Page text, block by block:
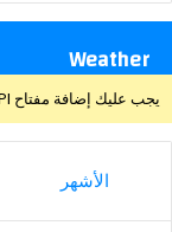
Weather
يجب عليك إضافة مفتاح API للطقس من خلال صفحة إعدادات القالب > الدمج
الأشهر